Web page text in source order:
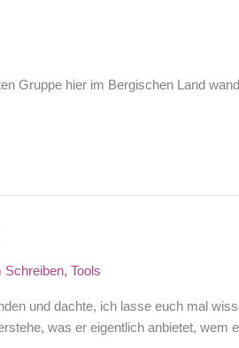
Gruppe hier im Bergischen Land
Schreiben, Tools
und dachte, ich lasse euch mal
was er eigentlich anbietet, wem